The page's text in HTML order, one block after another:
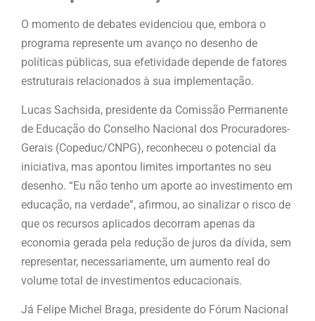
O momento de debates evidenciou que, embora o
programa represente um avanço no desenho de
políticas públicas, sua efetividade depende de fatores
estruturais relacionados à sua implementação.
Lucas Sachsida, presidente da Comissão Permanente
de Educação do Conselho Nacional dos Procuradores-
Gerais (Copeduc/CNPG), reconheceu o potencial da
iniciativa, mas apontou limites importantes no seu
desenho. “Eu não tenho um aporte ao investimento em
educação, na verdade”, afirmou, ao sinalizar o risco de
que os recursos aplicados decorram apenas da
economia gerada pela redução de juros da dívida, sem
representar, necessariamente, um aumento real do
volume total de investimentos educacionais.
Já Felipe Michel Braga, presidente do Fórum Nacional